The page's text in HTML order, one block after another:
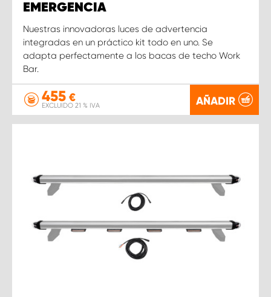
EMERGENCIA
Nuestras innovadoras luces de advertencia
integradas en un práctico kit todo en uno. Se
adapta perfectamente a los bacas de techo Work
Bar.
455 €
EXCLUIDO 21 % IVA AÑADIR